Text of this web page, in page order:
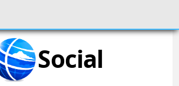
Social